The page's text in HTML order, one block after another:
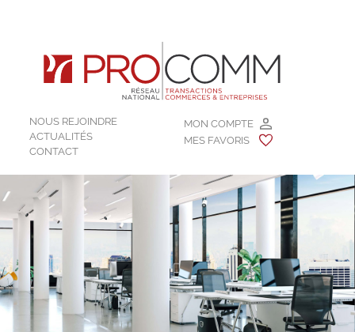
MON COMPTE
MES FAVORIS
NOUS REJOINDRE
ACTUALITÉS
CONTACT